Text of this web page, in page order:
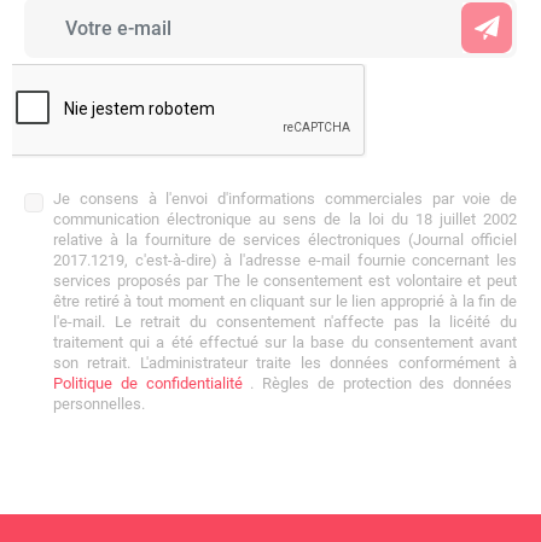
Je consens à l'envoi d'informations commerciales par voie de
communication électronique au sens de la loi du 18 juillet 2002
relative à la fourniture de services électroniques (Journal officiel
2017.1219, c'est-à-dire) à l'adresse e-mail fournie concernant les
services proposés par The le consentement est volontaire et peut
être retiré à tout moment en cliquant sur le lien approprié à la fin de
l'e-mail. Le retrait du consentement n'affecte pas la licéité du
traitement qui a été effectué sur la base du consentement avant
son retrait. L'administrateur traite les données conformément à
Politique de confidentialité. Règles de protection des données
personnelles.